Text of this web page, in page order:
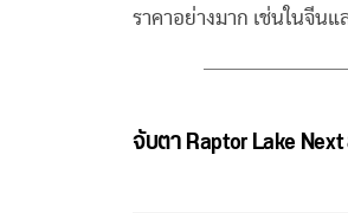
ราคาอย่างมาก เช่นในจีน
จับตา Raptor Lake